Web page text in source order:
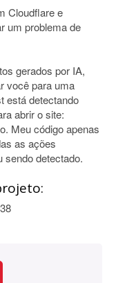
Cloudflare e
um problema de
gerados por IA,
você para uma
está detectando
abrir o site:
Meu código apenas
as ações
detectado.